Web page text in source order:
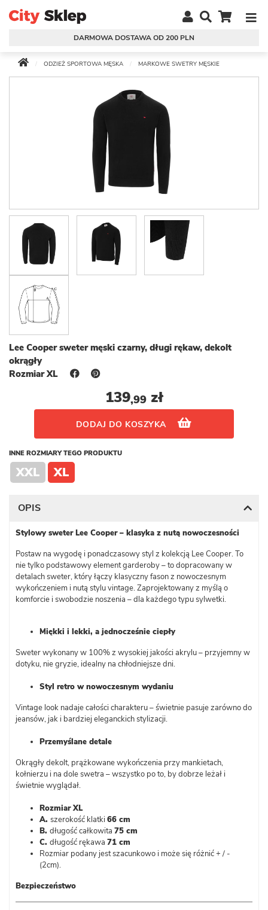
DARMOWA DOSTAWA OD 200 PLN
ODZIEŻ SPORTOWA MĘSKA MARKOWE SWETRY MĘSKIE
Lee Cooper sweter męski czarny, długi rękaw, dekolt
okrągły
Rozmiar XL
139,99zł
DODAJ DO KOSZYKA
INNE ROZMIARY TEGO PRODUKTU
XXL XL
OPIS
Stylowy sweter Lee Cooper – klasyka z nutą nowoczesności
Postaw na wygodę i ponadczasowy styl z kolekcją Lee Cooper. To
nie tylko podstawowy element garderoby – to dopracowany w
detalach sweter, który łączy klasyczny fason z nowoczesnym
wykończeniem i nutą stylu vintage. Zaprojektowany z myślą o
komforcie i swobodzie noszenia – dla każdego typu sylwetki.
Miękki i lekki, a jednocześnie ciepły
Sweter wykonany w 100% z wysokiej jakości akrylu – przyjemny w
dotyku, nie gryzie, idealny na chłodniejsze dni.
Styl retro w nowoczesnym wydaniu
Vintage look nadaje całości charakteru – świetnie pasuje zarówno do
jeansów, jak i bardziej eleganckich stylizacji.
Przemyślane detale
Okrągły dekolt, prążkowane wykończenia przy mankietach,
kołnierzu i na dole swetra – wszystko po to, by dobrze leżał i
świetnie wyglądał.
Rozmiar XL
A. szerokość klatki66 cm
B. długość całkowita 75 cm
C. długość rękawa 71 cm
Rozmiar podany jest szacunkowo i może się różnić + / -
(2cm).
Bezpieczeństwo